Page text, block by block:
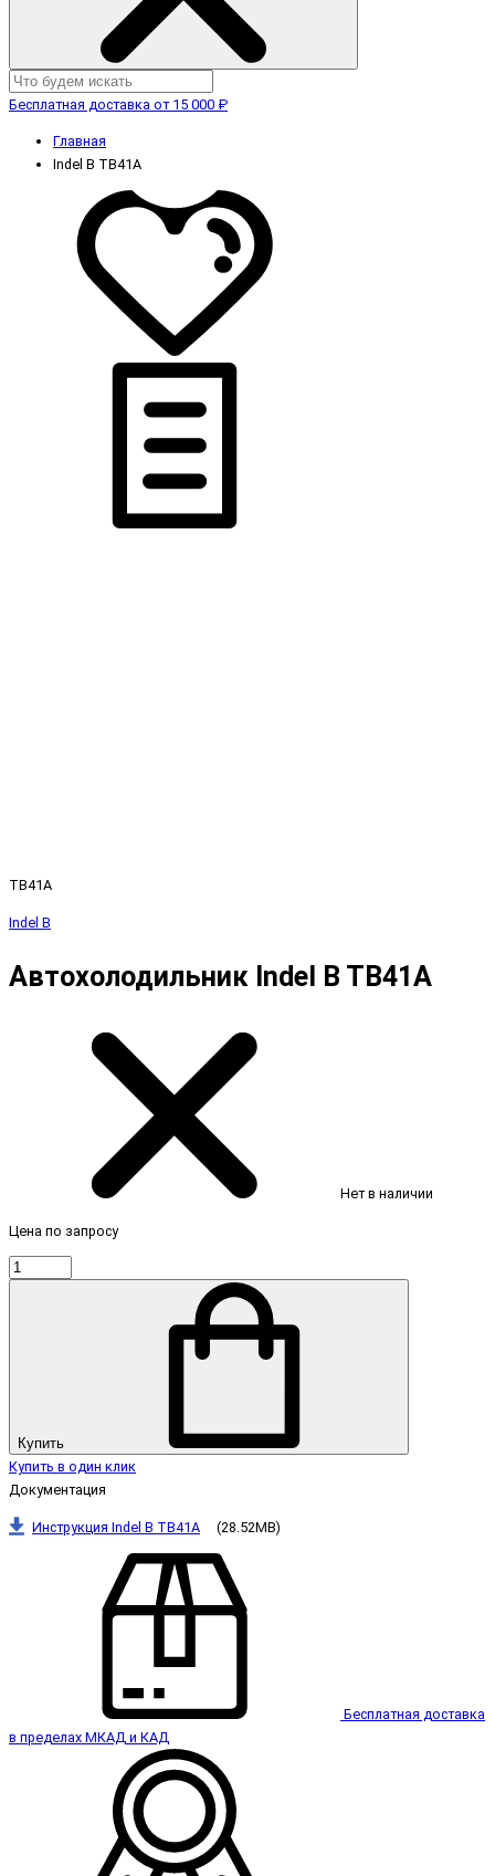
Бесплатная доставка от 15 000 ₽
Главная
Indel B TB41A
TB41A
Indel B
Автохолодильник Indel B TB41A
Нет в наличии
Цена по запросу
Купить
Купить в один клик
Документация
Инструкция Indel B TB41A (28.52MB)
Бесплатная доставка
в пределах МКАД и КАД